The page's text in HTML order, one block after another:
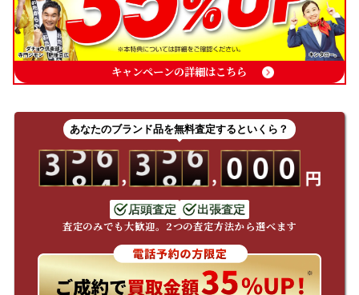
キャンペーンの詳細はこちら
あなたのブランド品を無料査定するといくら？
店頭査定 出張査定
査定のみでも大歓迎。2つの査定方法から選べます